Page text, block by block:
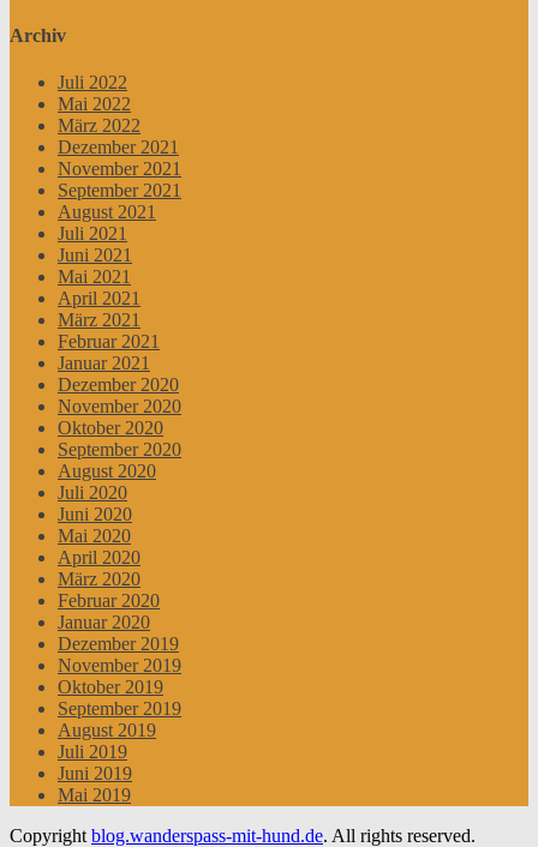
Archiv
Juli 2022
Mai 2022
März 2022
Dezember 2021
November 2021
September 2021
August 2021
Juli 2021
Juni 2021
Mai 2021
April 2021
März 2021
Februar 2021
Januar 2021
Dezember 2020
November 2020
Oktober 2020
September 2020
August 2020
Juli 2020
Juni 2020
Mai 2020
April 2020
März 2020
Februar 2020
Januar 2020
Dezember 2019
November 2019
Oktober 2019
September 2019
August 2019
Juli 2019
Juni 2019
Mai 2019
Copyright blog.wanderspass-mit-hund.de. All rights reserved.